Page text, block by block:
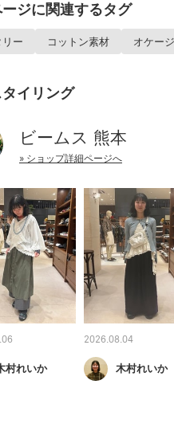
ジに関連するタグ
リー コットン素材 オケー
イリング
ビームス 熊本
» ショップ詳細ページへ
村れいか
2026.08.04
木村れいか